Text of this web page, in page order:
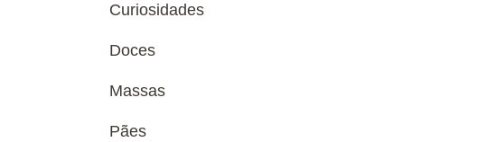
Curiosidades
Doces
Massas
Pães